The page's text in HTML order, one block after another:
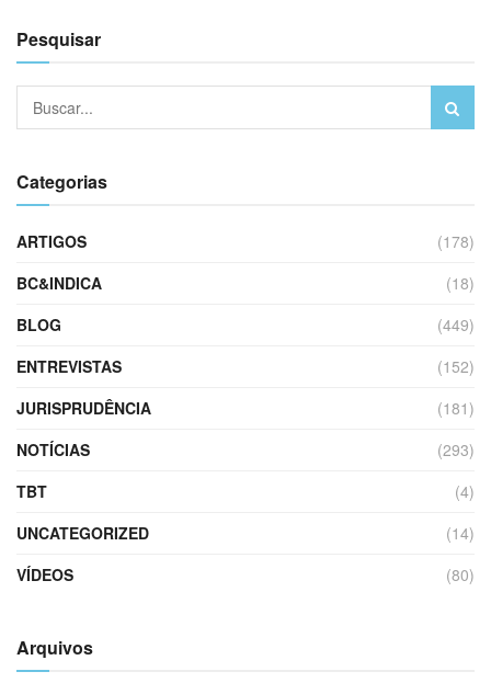
Pesquisar
Categorias
ARTIGOS
(178)
BC&INDICA
(18)
BLOG
(449)
ENTREVISTAS
(152)
JURISPRUDÊNCIA
(181)
NOTÍCIAS
(293)
TBT
(4)
UNCATEGORIZED
(14)
VÍDEOS
(80)
Arquivos